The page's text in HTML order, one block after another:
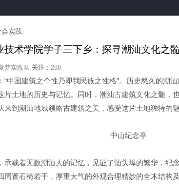
会实践
技术学院学子三下乡：探寻潮汕文化之
梦实践队 关注： 288
“中国建筑之个性乃即我民族之性格”。历史悠久的潮
片土地的历史与记忆。同时，潮汕古建筑文化之髓，
来到潮汕地域领略古建筑之美，感受这片土地独特的魅
中山纪念亭
承载着无数潮汕人的记忆，见证了汕头埠的繁华，纪
周置石椅若干，厚重大气的外观合理精妙的全木结构